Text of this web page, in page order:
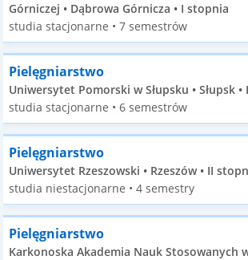
Górniczej • Dąbrowa Górnicza • I stopnia
studia stacjonarne • 7 semestrów
Pielęgniarstwo
Uniwersytet Pomorski w Słupsku • Słupsk
studia stacjonarne • 6 semestrów
Pielęgniarstwo
Uniwersytet Rzeszowski • Rzeszów • II
studia niestacjonarne • 4 semestry
Pielęgniarstwo
Karkonoska Akademia Nauk Stosowanych